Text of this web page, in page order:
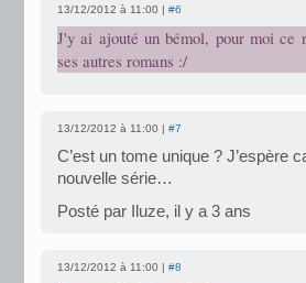
13/12/2012 à 11:00 | #6
J'y ai ajouté un bémol, pour moi ce
ses autres romans :/
13/12/2012 à 11:00 | #7
C’est un tome unique ? J’espère
nouvelle série…
Posté par Iluze, il y a 3 ans
13/12/2012 à 11:00 | #8